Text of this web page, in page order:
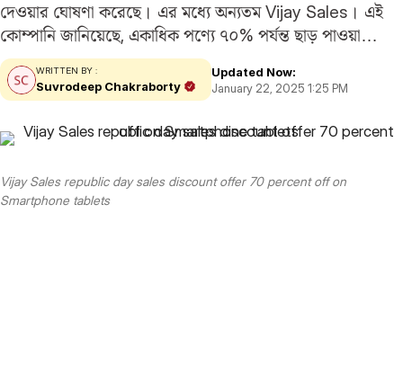
দেওয়ার ঘোষণা করেছে। এর মধ্যে অন্যতম Vijay Sales। এই
কোম্পানি জানিয়েছে, একাধিক পণ্যে ৭০% পর্যন্ত ছাড় পাওয়া
যাবে। অর্থাৎ আসল দামের অর্ধেক দামে কিনতে পারবেন
পণ্যগুলি। ১৮ জানুয়ারি থেকে ইতিমধ্যে শুরু…
WRITTEN BY :
Suvrodeep Chakraborty
Updated Now:
January 22, 2025 1:25 PM
Vijay Sales republic day sales discount offer 70 percent off on
Smartphone tablets